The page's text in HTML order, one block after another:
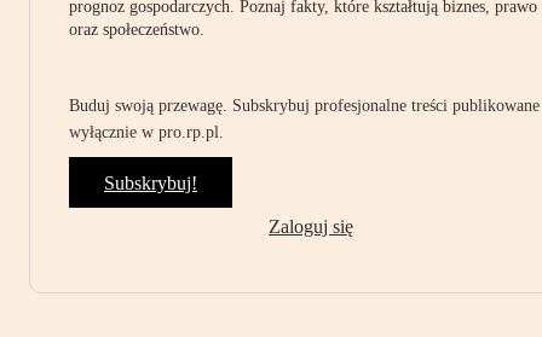
prognoz gospodarczych. Poznaj fakty, które kształtują biznes, prawo
oraz społeczeństwo.
Buduj swoją przewagę. Subskrybuj profesjonalne treści publikowane
wyłącznie w pro.rp.pl.
Subskrybuj!
Zaloguj się